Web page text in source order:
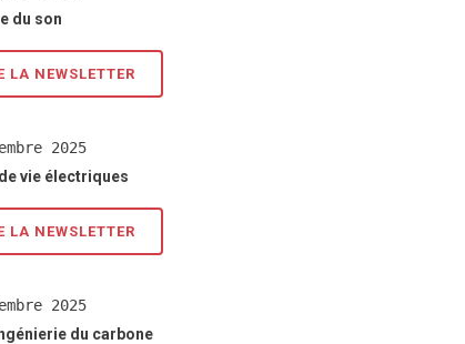
du son
LA NEWSLETTER
2025
vie électriques
LA NEWSLETTER
2025
du carbone